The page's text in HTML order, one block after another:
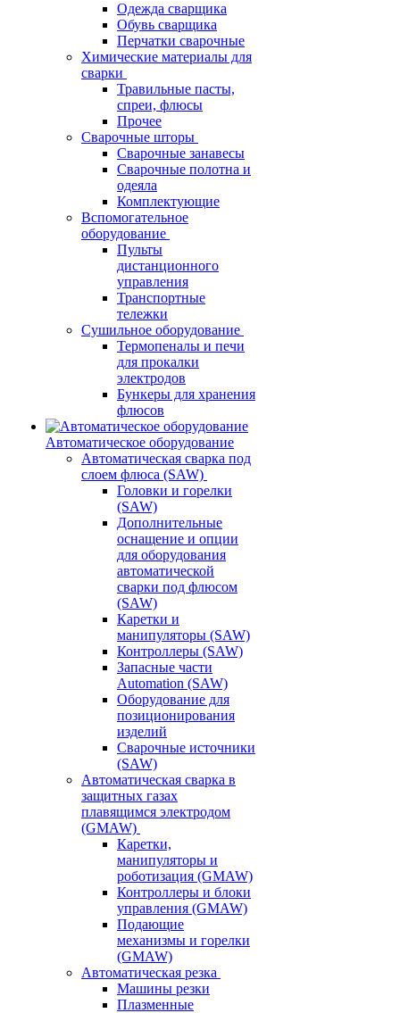
Одежда сварщика
Обувь сварщика
Перчатки сварочные
Химические материалы для
сварки
Травильные пасты,
спреи, флюсы
Прочее
Сварочные шторы
Сварочные занавесы
Сварочные полотна и
одеяла
Комплектующие
Вспомогательное
оборудование
Пульты
дистанционного
управления
Транспортные
тележки
Сушильное оборудование
Термопеналы и печи
для прокалки
электродов
Бункеры для хранения
флюсов
Автоматическое оборудование
Автоматическая сварка под
слоем флюса (SAW)
Головки и горелки
(SAW)
Дополнительные
оснащение и опции
для оборудования
автоматической
сварки под флюсом
(SAW)
Каретки и
манипуляторы (SAW)
Контроллеры (SAW)
Запасные части
Automation (SAW)
Оборудование для
позиционирования
изделий
Сварочные источники
(SAW)
Автоматическая сварка в
защитных газах
плавящимся электродом
(GMAW)
Каретки,
манипуляторы и
роботизация (GMAW)
Контроллеры и блоки
управления (GMAW)
Подающие
механизмы и горелки
(GMAW)
Автоматическая резка
Машины резки
Плазменные